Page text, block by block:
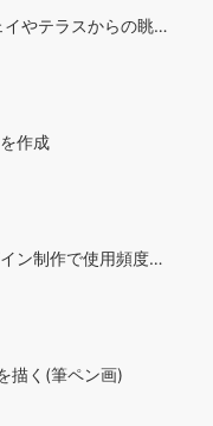
イやテラスからの眺…
作成
ン制作で使用頻度…
描く(筆ペン画)